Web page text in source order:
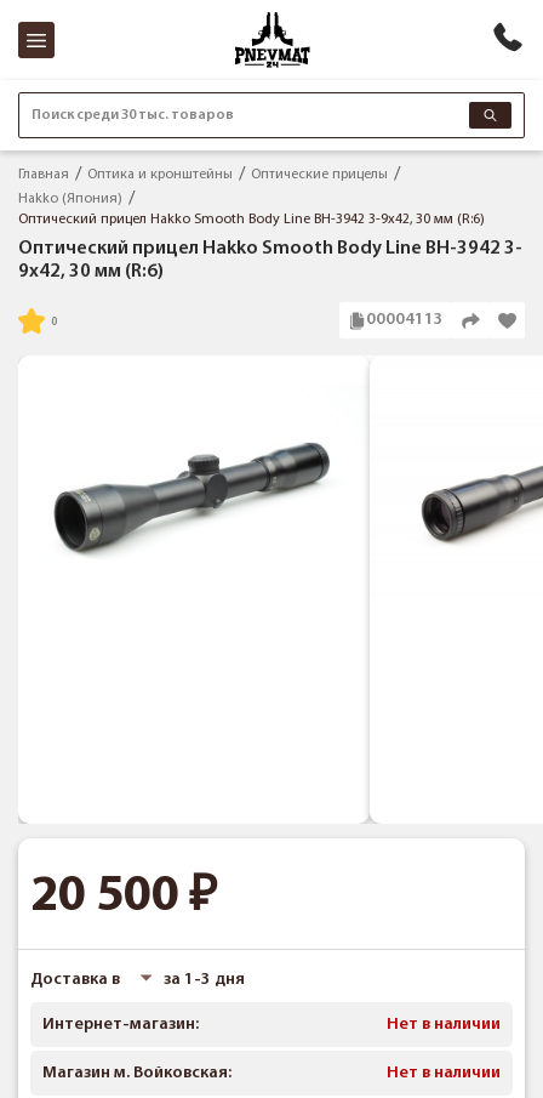
Поиск среди 30 тыс. товаров
Главная Оптика и кронштейны
Оптические прицелы
Hakko (Япония)
Оптический прицел Hakko Smooth Body Line BH-3942 3-9x42, 30 мм (R:6)
Оптический прицел Hakko Smooth Body Line BH-3942 3-
9x42, 30 мм (R:6)
00004113
20 500
Доставка в за 1-3 дня
Интернет-магазин: Нет в наличии
Магазин м. Войковская: Нет в наличии